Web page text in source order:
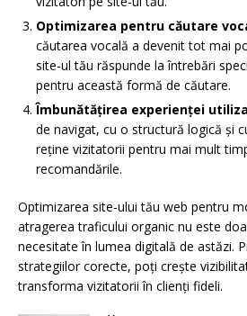
Optimizarea pentru căutare
căutarea vocală a devenit tot mai
site-ul tău răspunde la întrebări
pentru această formă de căutare.
Îmbunătățirea experienței
de navigat, cu o structură logică și
reține vizitatorii pentru mai mult
recomandările.
Optimizarea site-ului tău web pentru
atragerea traficului organic nu este
necesitate în lumea digitală de astăzi.
strategiilor corecte, poți crește
transforma vizitatorii în clienți fideli.